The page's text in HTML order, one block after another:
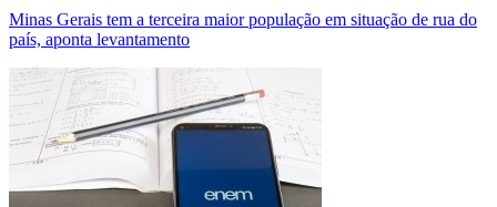
Minas Gerais tem a terceira maior população em situação de rua do
país, aponta levantamento